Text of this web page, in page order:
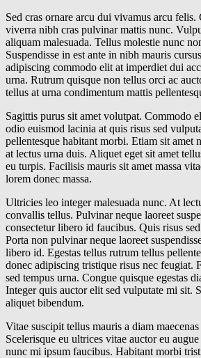
Sed cras ornare arcu dui vivamus arcu felis.
viverra nibh cras pulvinar mattis nunc.
aliquam malesuada. Tellus molestie nunc
Suspendisse in est ante in nibh mauris
adipiscing commodo elit at imperdiet dui
urna. Rutrum quisque non tellus orci ac
tellus at urna condimentum mattis
Sagittis purus sit amet volutpat. Commodo
odio euismod lacinia at quis risus sed
pellentesque habitant morbi. Etiam sit amet
at lectus urna duis. Aliquet eget sit amet
eu turpis. Facilisis mauris sit amet massa
lorem donec massa.
Ultricies leo integer malesuada nunc. At
convallis tellus. Pulvinar neque laoreet
consectetur libero id faucibus. Quis risus
Porta non pulvinar neque laoreet
libero id. Egestas tellus rutrum tellus
donec adipiscing tristique risus nec feugiat.
sed tempus urna. Congue quisque egestas
Integer quis auctor elit sed vulputate mi sit.
aliquet bibendum.
Vitae suscipit tellus mauris a diam
Scelerisque eu ultrices vitae auctor eu
nunc mi ipsum faucibus. Habitant morbi